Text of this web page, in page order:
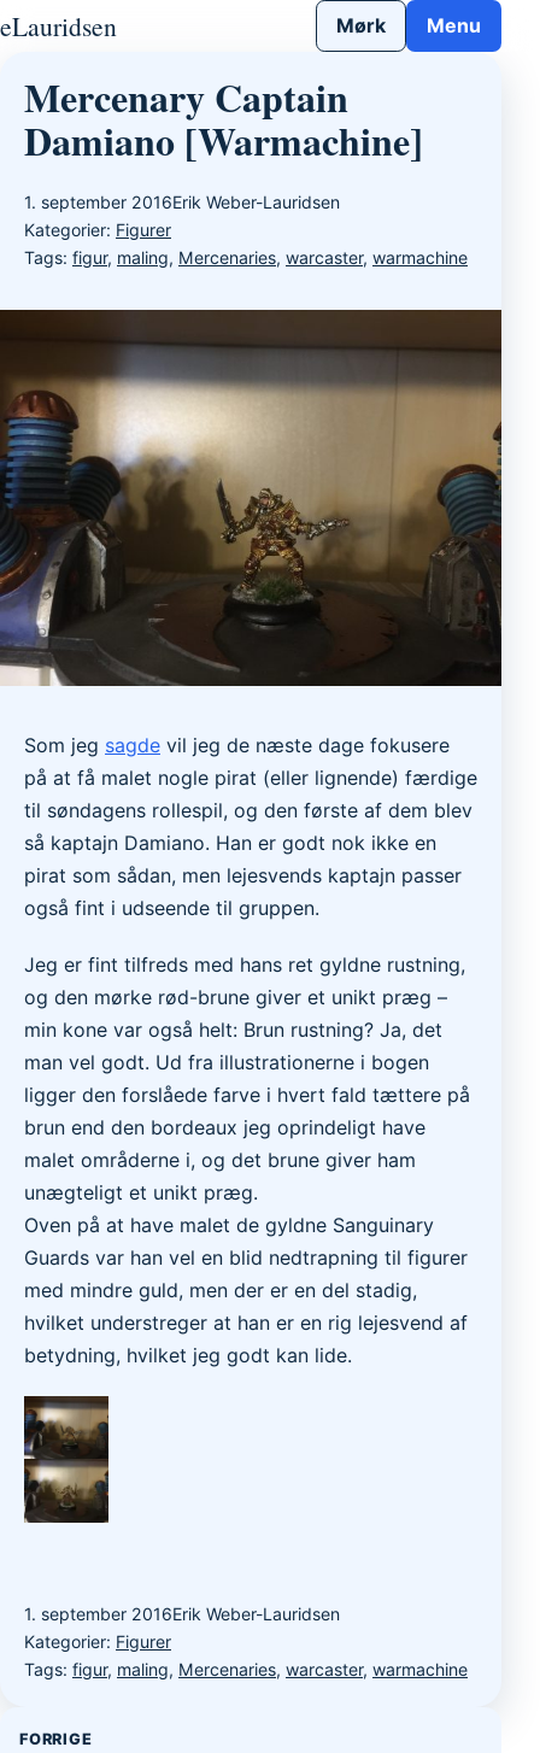
Gå til indhold
eLauridsen Mørk Menu
Mercenary Captain
Damiano [Warmachine]
1. september 2016Erik Weber-Lauridsen
Kategorier: Figurer
Tags: figur, maling, Mercenaries, warcaster, warmachine
Som jeg sagde vil jeg de næste dage fokusere
på at få malet nogle pirat (eller lignende) færdige
til søndagens rollespil, og den første af dem blev
så kaptajn Damiano. Han er godt nok ikke en
pirat som sådan, men lejesvends kaptajn passer
også fint i udseende til gruppen.
Jeg er fint tilfreds med hans ret gyldne rustning,
og den mørke rød-brune giver et unikt præg –
min kone var også helt: Brun rustning? Ja, det
man vel godt. Ud fra illustrationerne i bogen
ligger den forslåede farve i hvert fald tættere på
brun end den bordeaux jeg oprindeligt have
malet områderne i, og det brune giver ham
unægteligt et unikt præg.
Oven på at have malet de gyldne Sanguinary
Guards var han vel en blid nedtrapning til figurer
med mindre guld, men der er en del stadig,
hvilket understreger at han er en rig lejesvend af
betydning, hvilket jeg godt kan lide.
1. september 2016Erik Weber-Lauridsen
Kategorier: Figurer
Tags: figur, maling, Mercenaries, warcaster, warmachine
Indlægsnavigation
FORRIGE